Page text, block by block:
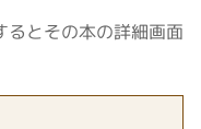
とその本の詳細画面